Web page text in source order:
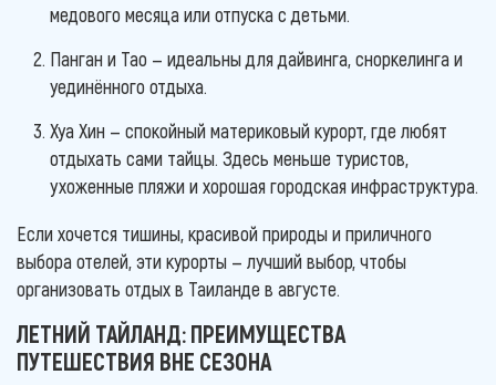
медового месяца или отпуска с детьми.
Панган и Тао — идеальны для дайвинга, сноркелинга и
уединённого отдыха.
Хуа Хин — спокойный материковый курорт, где любят
отдыхать сами тайцы. Здесь меньше туристов,
ухоженные пляжи и хорошая городская инфраструктура.
Если хочется тишины, красивой природы и приличного
выбора отелей, эти курорты — лучший выбор, чтобы
организовать отдых в Таиланде в августе.
ЛЕТНИЙ ТАЙЛАНД: ПРЕИМУЩЕСТВА
ПУТЕШЕСТВИЯ ВНЕ СЕЗОНА